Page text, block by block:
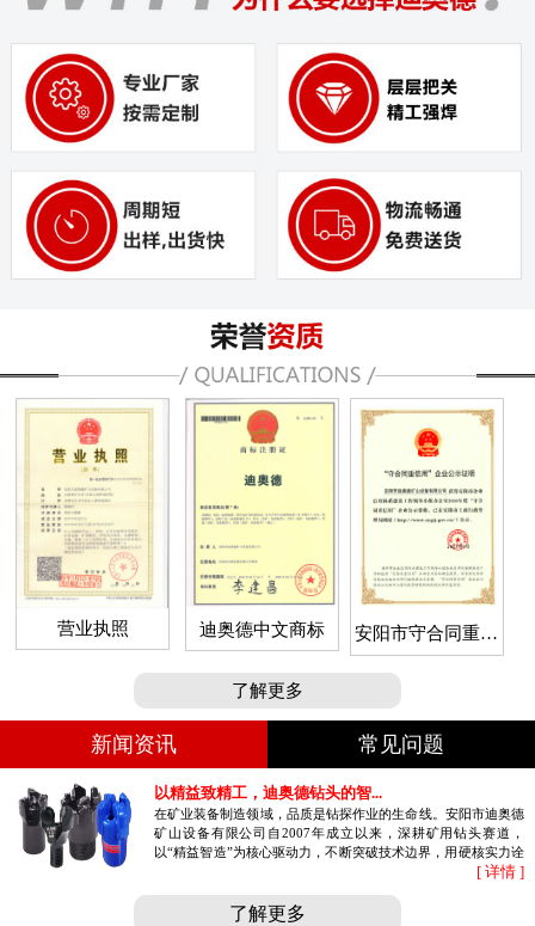
营业执照 迪奥德中文商标
安阳市守合同重信
用企业
了解更多
新闻资讯 常见问题
以精益致精工，迪奥德钻头的智...
在矿业装备制造领域，品质是钻探作业的生命线。安阳市迪奥德
矿山设备有限公司自2007年成立以来，深耕矿用钻头赛道，
以“精益智造”为核心驱动力，不断突破技术边界，用硬核实力诠
[ 详情 ]
了解更多